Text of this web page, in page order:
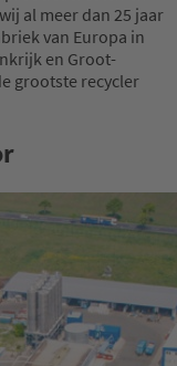
al meer dan 25 jaar
van Europa in
en Groot-
grootste recycler